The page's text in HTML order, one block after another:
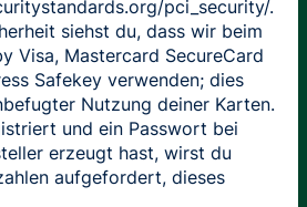
pci_security/.
siehst du, dass wir beim
Visa, Mastercard SecureCard
Safekey verwenden; dies
Nutzung deiner Karten.
und ein Passwort bei
erzeugt hast, wirst du
aufgefordert, dieses